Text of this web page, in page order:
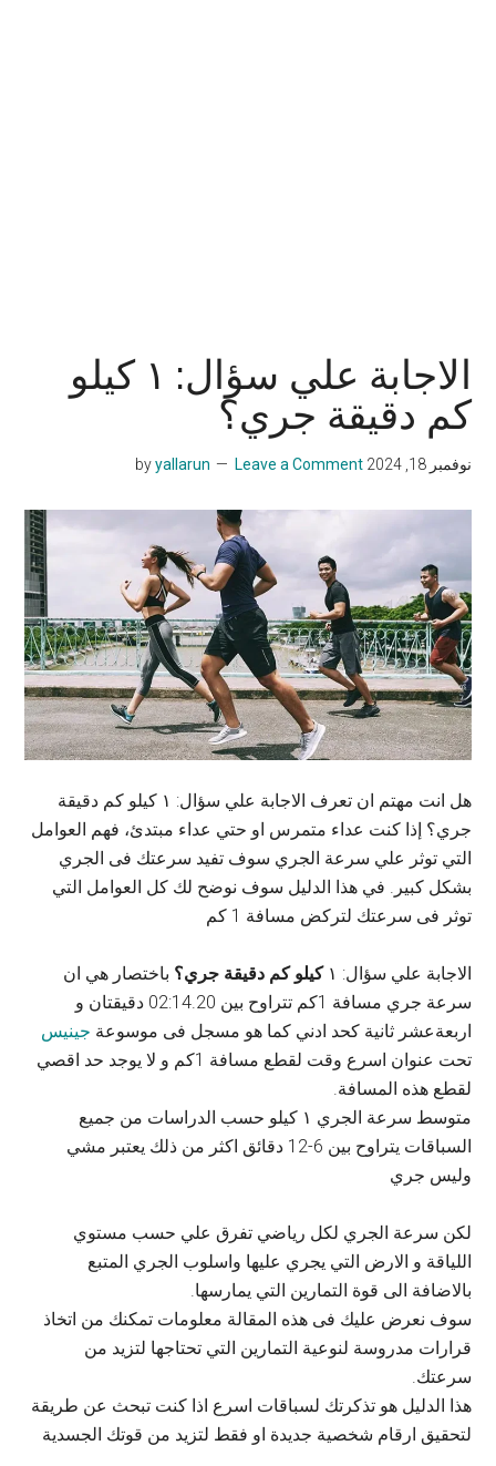
الاجابة علي سؤال: ١ كيلو
كم دقيقة جري؟
نوفمبر 18, 2024 by
yallarun Leave a Comment
هل انت مهتم ان تعرف الاجابة علي سؤال: ١ كيلو كم دقيقة
جري؟ إذا كنت عداء متمرس او حتي عداء مبتدئ، فهم العوامل
التي توثر علي سرعة الجري سوف تفيد سرعتك فى الجري
بشكل كبير. في هذا الدليل سوف نوضح لك كل العوامل التي
توثر فى سرعتك لتركض مسافة 1 كم
الاجابة علي سؤال: ١ كيلو كم دقيقة جري؟ باختصار هي ان
سرعة جري مسافة 1كم تتراوح بين 02:14.20 دقيقتان و
اربعةعشر ثانية كحد ادني كما هو مسجل فى موسوعة جينيس
تحت عنوان اسرع وقت لقطع مسافة 1كم و لا يوجد حد اقصي
لقطع هذه المسافة.
متوسط سرعة الجري ١ كيلو حسب الدراسات من جميع
السباقات يتراوح بين 6-12 دقائق اكثر من ذلك يعتبر مشي
وليس جري
لكن سرعة الجري لكل رياضي تفرق علي حسب مستوي
اللياقة و الارض التي يجري عليها واسلوب الجري المتبع
بالاضافة الى قوة التمارين التي يمارسها.
سوف نعرض عليك فى هذه المقالة معلومات تمكنك من اتخاذ
قرارات مدروسة لنوعية التمارين التي تحتاجها لتزيد من
سرعتك.
هذا الدليل هو تذكرتك لسباقات اسرع اذا كنت تبحث عن طريقة
لتحقيق ارقام شخصية جديدة او فقط لتزيد من قوتك الجسدية